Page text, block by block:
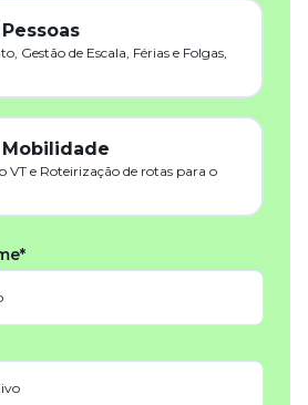
Gestão de Escala, Férias e Folgas,
VT e Roteirização de rotas para o